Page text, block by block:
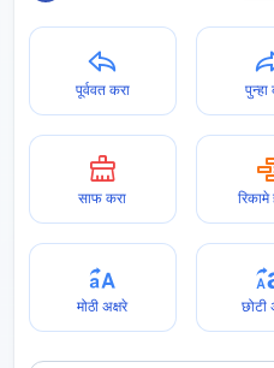
पूर्ववत करा पुन्हा
साफ करा
मोठी अक्षरे छोटी